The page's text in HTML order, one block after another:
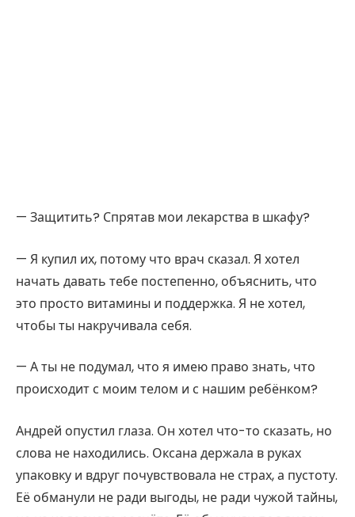
— Защитить? Спрятав мои лекарства в шкафу?
— Я купил их, потому что врач сказал. Я хотел
начать давать тебе постепенно, объяснить, что
это просто витамины и поддержка. Я не хотел,
чтобы ты накручивала себя.
— А ты не подумал, что я имею право знать, что
происходит с моим телом и с нашим ребёнком?
Андрей опустил глаза. Он хотел что-то сказать, но
слова не находились. Оксана держала в руках
упаковку и вдруг почувствовала не страх, а пустоту.
Её обманули не ради выгоды, не ради чужой тайны,